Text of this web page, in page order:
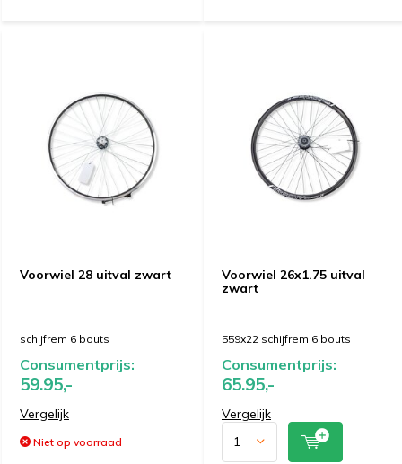
Voorwiel 28 uitval zwart
schijfrem 6 bouts
Consumentprijs:
59.95,-
Vergelijk
Niet op voorraad
Voorwiel 26x1.75 uitval
zwart
559x22 schijfrem 6 bouts
Consumentprijs:
65.95,-
Vergelijk